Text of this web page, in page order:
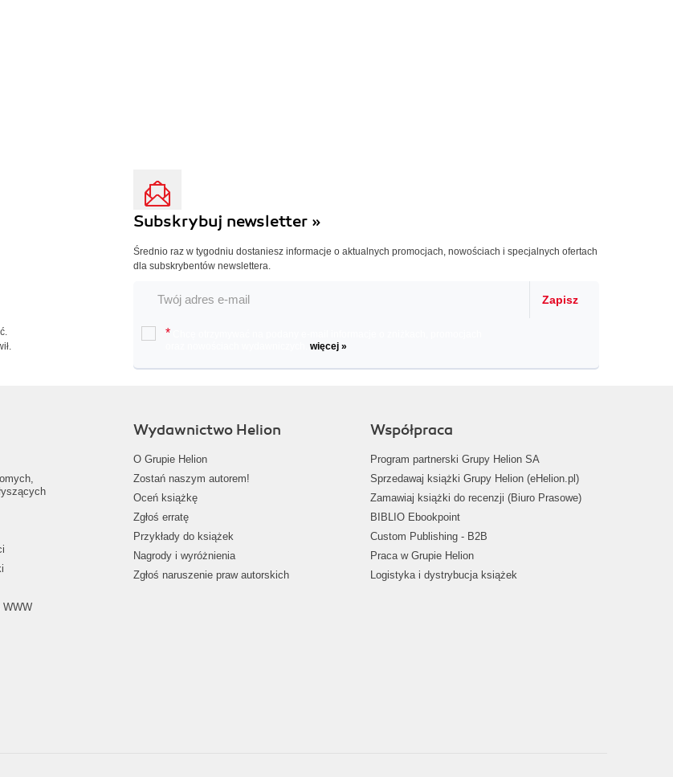
Subskrybuj newsletter »
Średnio raz w tygodniu dostaniesz informacje o aktualnych promocjach, nowościach i specjalnych ofertach
dla subskrybentów newslettera.
Zapisz
*
więcej »
WWW
Wydawnictwo Helion
O Grupie Helion
Zostań naszym autorem!
Oceń książkę
Zgłoś erratę
Przykłady do książek
Nagrody i wyróżnienia
Zgłoś naruszenie praw autorskich
Współpraca
Program partnerski Grupy Helion SA
Sprzedawaj książki Grupy Helion (eHelion.pl)
Zamawiaj książki do recenzji (Biuro Prasowe)
BIBLIO Ebookpoint
Custom Publishing - B2B
Praca w Grupie Helion
Logistyka i dystrybucja książek